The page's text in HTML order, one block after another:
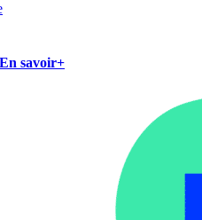
En savoir+